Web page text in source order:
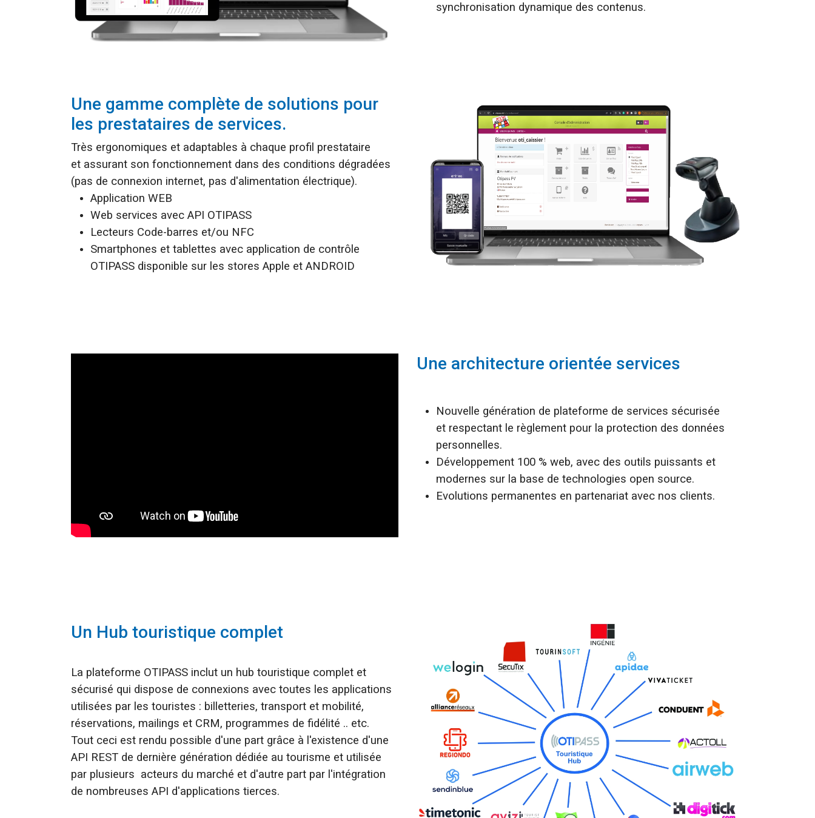
synchronisation dynamique des contenus.
Une gamme complète de solutions pour
les prestataires de services.
Très ergonomiques et adaptables à chaque profil prestataire
et assurant son fonctionnement dans des conditions dégradées
(pas de connexion internet, pas d'alimentation électrique).
Application WEB
Web services avec API OTIPASS
Lecteurs Code-barres et/ou NFC
Smartphones et tablettes avec application de contrôle
OTIPASS disponible sur les stores Apple et ANDROID
Une architecture orientée services
Nouvelle génération de plateforme de services sécurisée
et respectant le règlement pour la protection des données
personnelles.
Développement 100 % web, avec des outils puissants et
modernes sur la base de technologies open source.
Evolutions permanentes en partenariat avec nos clients.
Un Hub touristique complet
La plateforme OTIPASS inclut un hub touristique complet et
sécurisé qui dispose de connexions avec toutes les applications
utilisées par les touristes : billetteries, transport et mobilité,
réservations, mailings et CRM, programmes de fidélité .. etc.
Tout ceci est rendu possible d'une part grâce à l'existence d'une
API REST de dernière génération dédiée au tourisme et utilisée
par plusieurs acteurs du marché et d'autre part par l'intégration
de nombreuses API d'applications tierces.